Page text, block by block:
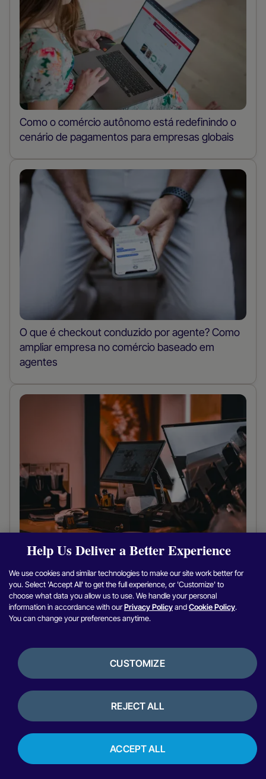
Como o comércio autônomo está redefinindo o
cenário de pagamentos para empresas globais
O que é checkout conduzido por agente? Como
ampliar empresa no comércio baseado em
agentes
O que são pagamentos no comércio unificado e
por que isso é importante
Help Us Deliver a Better Experience
We use cookies and similar technologies to make our site work better for
you. Select 'Accept All' to get the full experience, or 'Customize' to
choose what data you allow us to use. We handle your personal
information in accordance with ourPrivacy PolicyandCookie Policy.
You can change your preferences anytime.
CUSTOMIZE
REJECT ALL
ACCEPT ALL